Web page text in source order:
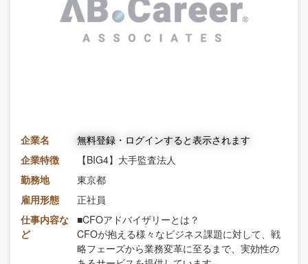
企業名
無料登録・ログインすると表示されます
企業特徴
【BIG4】大手監査法人
勤務地
東京都
雇用形態
正社員
仕事内容な
ど
■CFOアドバイザリーとは？
CFOが抱える様々なビジネス課題に対して、戦
略フェーズから業務変革に至るまで、実効性の